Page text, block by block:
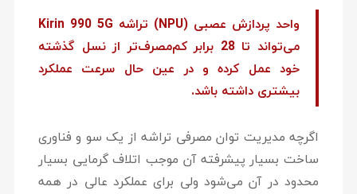
واحد پردازش عصبی (NPU) تراشه Kirin 990 5G
می‌تواند تا 28 برابر کم‌مصرف‌تر از نسل گذشته
خود عمل کرده و در عین حال سرعت عملکرد
بیشتری داشته باشد.
اگرچه مدیریت توان مصرفی تراشه از یک سو و فناوری
ساخت بسیار پیشرفته آن موجب اتلاف گرمایی بسیار
محدود در آن می‌شود ولی برای عملکرد عالی در همه